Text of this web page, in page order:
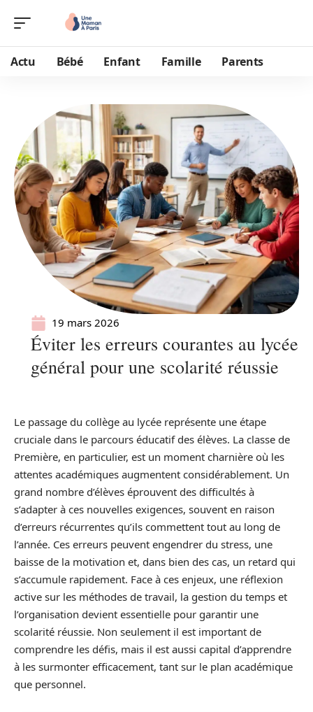
Actu Bébé Enfant Famille Parents
19 mars 2026
Éviter les erreurs courantes au lycée
général pour une scolarité réussie
Le passage du collège au lycée représente une étape
cruciale dans le parcours éducatif des élèves. La classe de
Première, en particulier, est un moment charnière où les
attentes académiques augmentent considérablement. Un
grand nombre d’élèves éprouvent des difficultés à
s’adapter à ces nouvelles exigences, souvent en raison
d’erreurs récurrentes qu’ils commettent tout au long de
l’année. Ces erreurs peuvent engendrer du stress, une
baisse de la motivation et, dans bien des cas, un retard qui
s’accumule rapidement. Face à ces enjeux, une réflexion
active sur les méthodes de travail, la gestion du temps et
l’organisation devient essentielle pour garantir une
scolarité réussie. Non seulement il est important de
comprendre les défis, mais il est aussi capital d’apprendre
à les surmonter efficacement, tant sur le plan académique
que personnel.